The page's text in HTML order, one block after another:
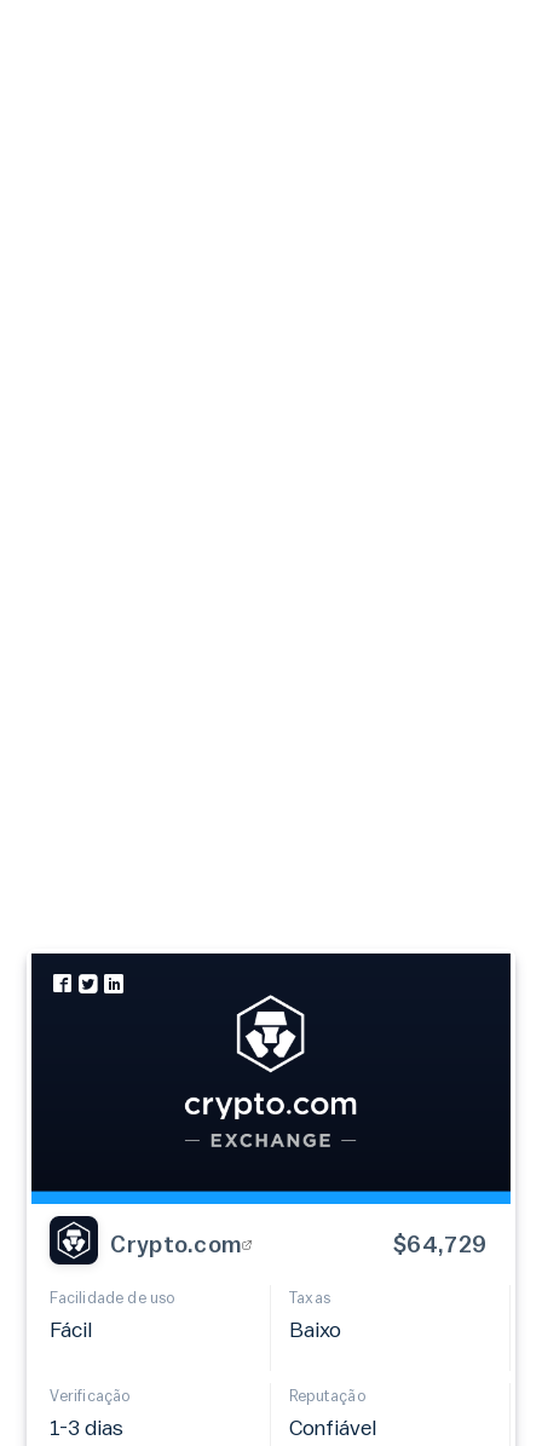
Crypto.com $64,729
Facilidade de uso
Fácil
Taxas
Baixo
Verificação
1-3 dias
Reputação
Confiável